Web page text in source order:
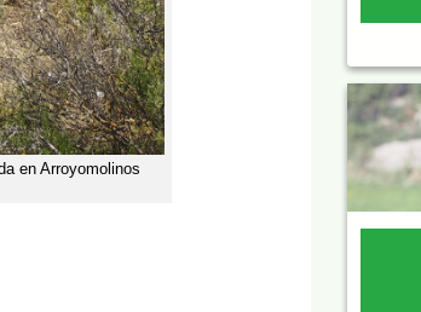
en Arroyomolinos